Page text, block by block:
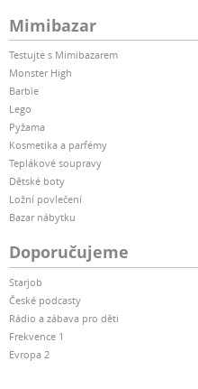
Mimibazar
Testujte s Mimibazarem
Monster High
Barbie
Lego
Pyžama
Kosmetika a parfémy
Teplákové soupravy
Dětské boty
Ložní povlečení
Bazar nábytku
Doporučujeme
Starjob
České podcasty
Rádio a zábava pro děti
Frekvence 1
Evropa 2